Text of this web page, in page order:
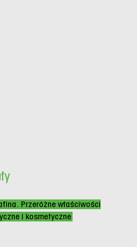
Przeróżne właściwości
i kosmetyczne